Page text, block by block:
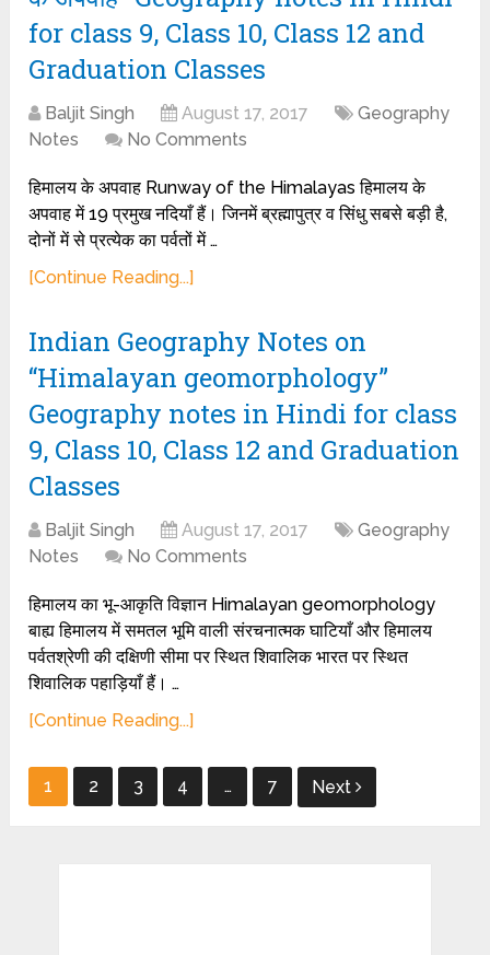
for class 9, Class 10, Class 12 and
Graduation Classes
Baljit Singh August 17, 2017
Geography
Notes
No Comments
हिमालय के अपवाह Runway of the Himalayas हिमालय के
अपवाह में 19 प्रमुख नदियाँ हैं। जिनमें ब्रह्मापुत्र व सिंधु सबसे बड़ी है,
दोनों में से प्रत्येक का पर्वतों में …
[Continue Reading...]
Indian Geography Notes on
“Himalayan geomorphology”
Geography notes in Hindi for class
9, Class 10, Class 12 and Graduation
Classes
Baljit Singh August 17, 2017
Geography
Notes
No Comments
हिमालय का भू-आकृति विज्ञान Himalayan geomorphology
बाह्य हिमालय में समतल भूमि वाली संरचनात्मक घाटियाँ और हिमालय
पर्वतश्रेणी की दक्षिणी सीमा पर स्थित शिवालिक भारत पर स्थित
शिवालिक पहाड़ियाँ हैं। …
[Continue Reading...]
Posts
1 2 3 4 … 7 Next